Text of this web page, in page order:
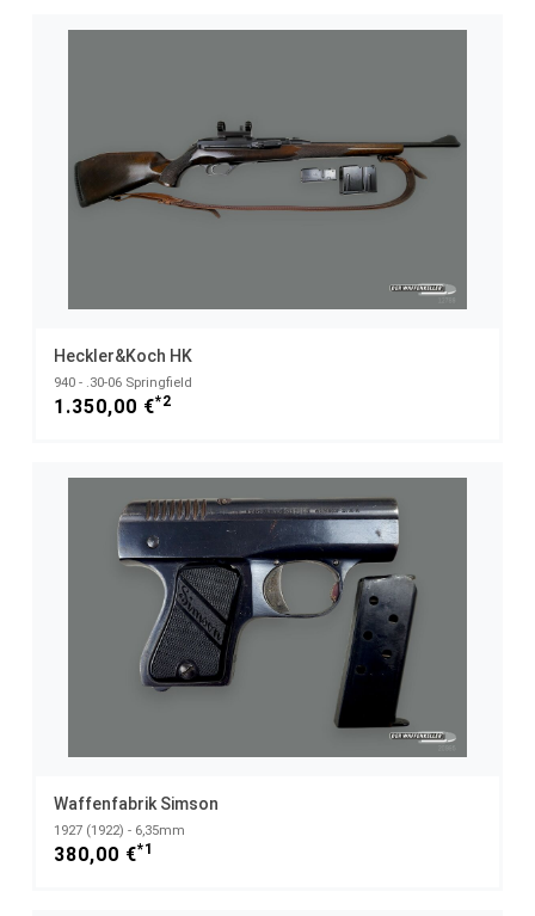
Heckler&Koch HK
940 - .30-06 Springfield
1.350,00 €*2
Waffenfabrik Simson
1927 (1922) - 6,35mm
380,00 €*1